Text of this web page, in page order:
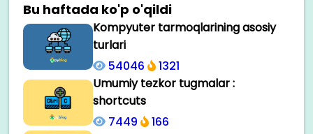
Bu haftada ko'p o'qildi
Kompyuter tarmoqlarining asosiy
turlari
54046
1321
Umumiy tezkor tugmalar :
shortcuts
7449
166